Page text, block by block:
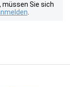
müssen Sie sich